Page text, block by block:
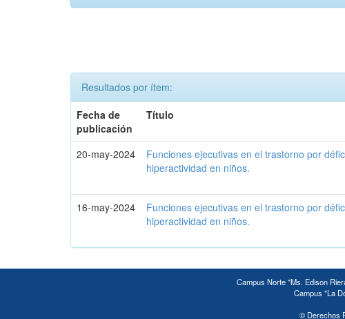
Resultados por ítem:
Fecha de
publicación
Título
20-may-2024
Funciones ejecutivas en el trastorno por
hiperactividad en niños.
16-may-2024
Funciones ejecutivas en el trastorno por
hiperactividad en niños.
Campus Norte "Ms. Edison
Campus "La
© Derechos